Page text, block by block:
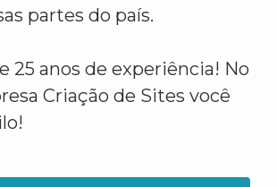
partes do país.
25 anos de experiência! No
Criação de Sites você